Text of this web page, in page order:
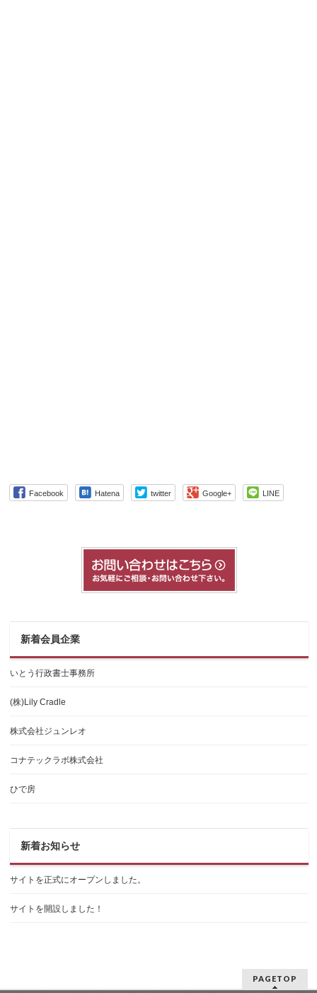
Facebook Hatena twitter Google+ LINE
新着会員企業
いとう行政書士事務所
(株)Lily Cradle
株式会社ジュンレオ
コナテックラボ株式会社
ひで房
新着お知らせ
サイトを正式にオープンしました。
サイトを開設しました！
PAGETOP